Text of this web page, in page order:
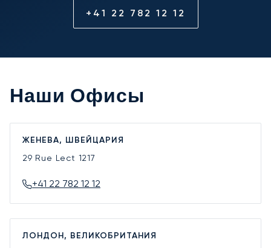
+41 22 782 12 12
Наши Офисы
ЖЕНЕВА, ШВЕЙЦАРИЯ
29 Rue Lect 1217
+41 22 782 12 12
ЛОНДОН, ВЕЛИКОБРИТАНИЯ